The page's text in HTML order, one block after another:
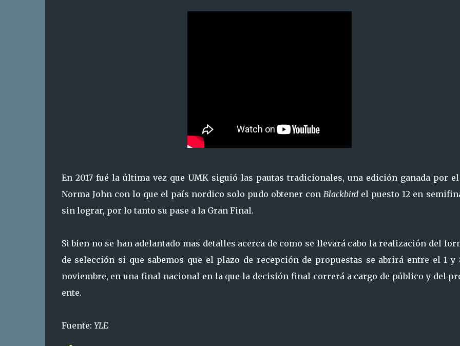
En 2017 fué la última vez que UMK siguió las pautas tradicionales, una edición ganada por
Norma John con lo que el país nordico solo pudo obtener conBlackbird el puesto 12 en
sin lograr, por lo tanto su pase a la Gran Final.
Si bien no se han adelantado mas detalles acerca de como se llevará cabo la realización del
de selección si que sabemos que el plazo de recepción de propuestas se abrirá entre el 1 y
noviembre, en una final nacional en la que la decisión final correrá a cargo de público y del
ente.
Fuente: YLE